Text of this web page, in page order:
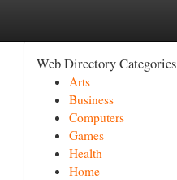
Web Directory Categories
Arts
Business
Computers
Games
Health
Home